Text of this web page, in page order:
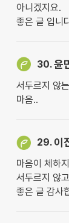
아니겠지요.
좋은 글 입니
30.윤
서두르지 않
마음..
29. 이
마음이 체하
서두르지 않
좋은 글 감사